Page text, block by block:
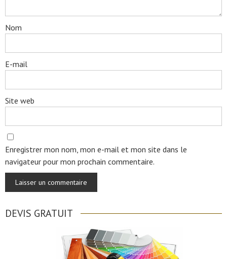
Nom
E-mail
Site web
Enregistrer mon nom, mon e-mail et mon site dans le
navigateur pour mon prochain commentaire.
DEVIS GRATUIT